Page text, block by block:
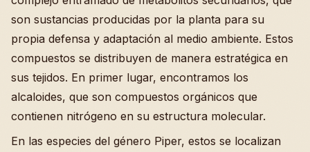
son sustancias producidas por la planta para su
propia defensa y adaptación al medio ambiente. Estos
compuestos se distribuyen de manera estratégica en
sus tejidos. En primer lugar, encontramos los
alcaloides, que son compuestos orgánicos que
contienen nitrógeno en su estructura molecular.
En las especies del género Piper, estos se localizan